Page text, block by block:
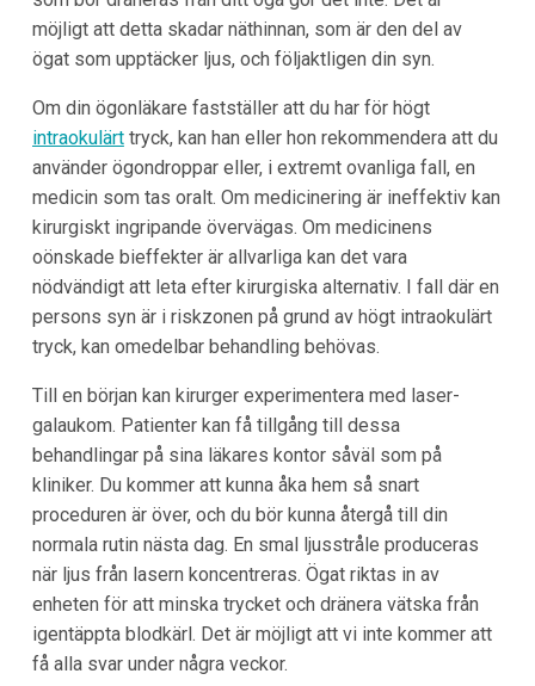
möjligt att detta skadar näthinnan, som är den del av
ögat som upptäcker ljus, och följaktligen din syn.
Om din ögonläkare fastställer att du har för högt
intraokulärttryck, kan han eller hon rekommendera att du
använder ögondroppar eller, i extremt ovanliga fall, en
medicin som tas oralt. Om medicinering är ineffektiv kan
kirurgiskt ingripande övervägas. Om medicinens
oönskade bieffekter är allvarliga kan det vara
nödvändigt att leta efter kirurgiska alternativ. I fall där en
persons syn är i riskzonen på grund av högt intraokulärt
tryck, kan omedelbar behandling behövas.
Till en början kan kirurger experimentera med laser-
galaukom. Patienter kan få tillgång till dessa
behandlingar på sina läkares kontor såväl som på
kliniker. Du kommer att kunna åka hem så snart
proceduren är över, och du bör kunna återgå till din
normala rutin nästa dag. En smal ljusstråle produceras
när ljus från lasern koncentreras. Ögat riktas in av
enheten för att minska trycket och dränera vätska från
igentäppta blodkärl. Det är möjligt att vi inte kommer att
få alla svar under några veckor.